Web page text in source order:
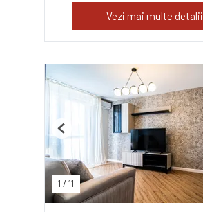
Vezi mai multe detalii
1 / 11
Previous